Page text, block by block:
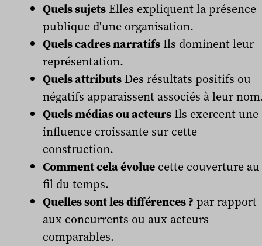
Quels sujets Elles expliquent la présence
publique d'une organisation.
Quels cadres narratifs Ils dominent leur
représentation.
Quels attributs Des résultats positifs ou
négatifs apparaissent associés à leur
Quels médias ou acteurs Ils exercent une
influence croissante sur cette
construction.
Comment cela évolue cette couverture au
fil du temps.
Quelles sont les différences ? par rapport
aux concurrents ou aux acteurs
comparables.